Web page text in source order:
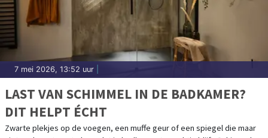
7 mei 2026, 13:52 uur
LAST VAN SCHIMMEL IN DE BADKAMER?
DIT HELPT ÉCHT
Zwarte plekjes op de voegen, een muffe geur of een spiegel die maar